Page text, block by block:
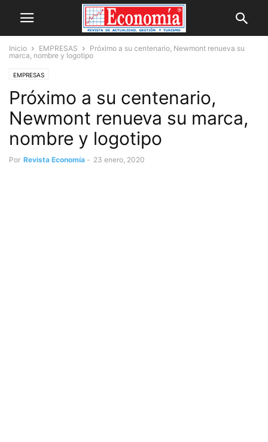
Inicio EMPRESAS
Próximo a su centenario, Newmont renueva su
marca, nombre y logotipo
EMPRESAS
Próximo a su centenario,
Newmont renueva su marca,
nombre y logotipo
Por Revista Economía - 23 enero, 2020